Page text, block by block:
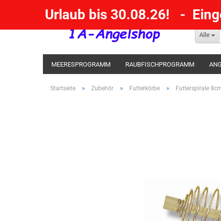
Alle
Urlaub bis 30.08.26! -
MEERESPROGRAMM RAUBFISCHPROGRAMM
KESCHER / SENKE / GAFF POSEN SBIRULINOS
Startseite » Zubehör » Futterkörbe » Futterspirale